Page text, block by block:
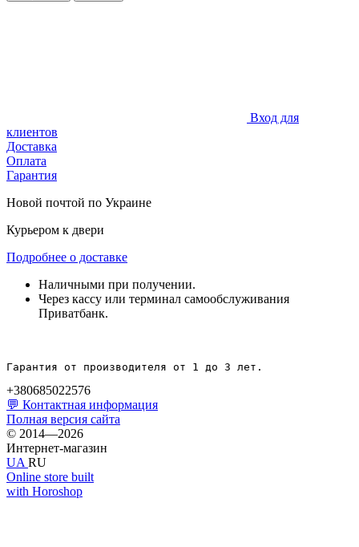
Вход для
клиентов
Доставка
Оплата
Гарантия
Новой почтой по Украине
Курьером к двери
Подробнее о доставке
Наличными при получении.
Через кассу или терминал самообслуживания
Приватбанк.
Гарантия от производителя от 1 до 3 лет.
+380685022576
💬 Контактная информация
Полная версия сайта
© 2014—2026
Интернет-магазин
UA RU
Online store built
with Horoshop